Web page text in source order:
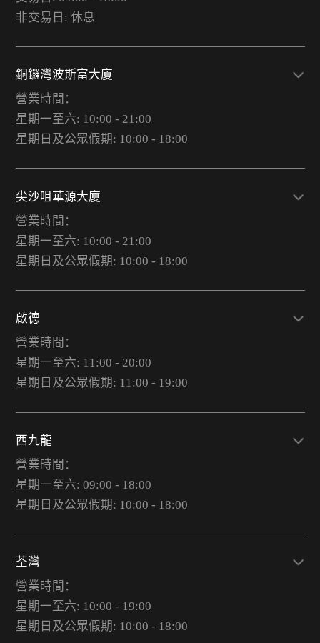
非交易日: 休息
銅鑼灣波斯富大廈
營業時間：
星期一至六: 10:00 - 21:00
星期日及公眾假期: 10:00 - 18:00
尖沙咀華源大廈
營業時間：
星期一至六: 10:00 - 21:00
星期日及公眾假期: 10:00 - 18:00
啟德
營業時間：
星期一至六: 11:00 - 20:00
星期日及公眾假期: 11:00 - 19:00
西九龍
營業時間：
星期一至六: 09:00 - 18:00
星期日及公眾假期: 10:00 - 18:00
荃灣
營業時間：
星期一至六: 10:00 - 19:00
星期日及公眾假期: 10:00 - 18:00